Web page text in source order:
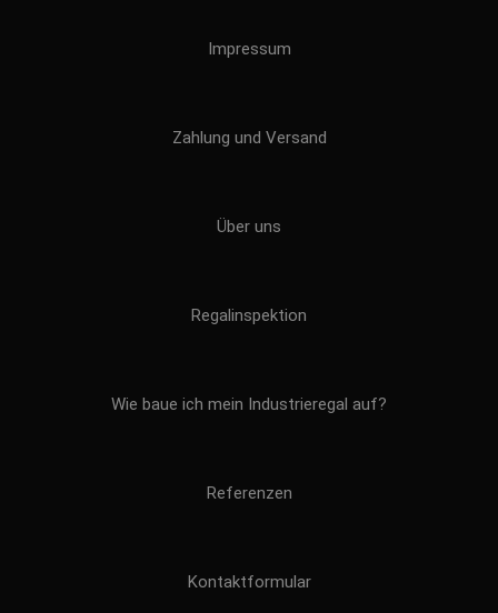
Impressum
Zahlung und Versand
Über uns
Regalinspektion
Wie baue ich mein Industrieregal auf?
Referenzen
Kontaktformular